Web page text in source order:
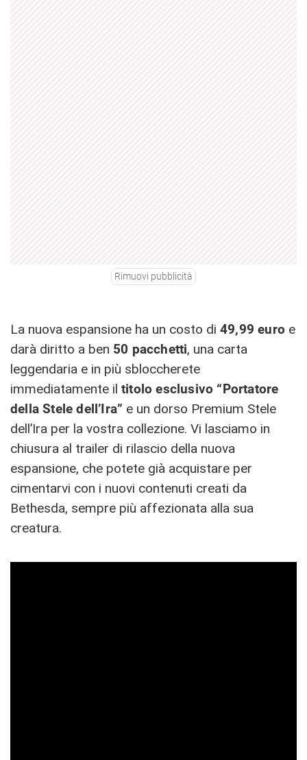
Rimuovi pubblicità
La nuova espansione ha un costo di 49,99 euro e
darà diritto a ben 50 pacchetti, una carta
leggendaria e in più sbloccherete
immediatamente il titolo esclusivo “Portatore
della Stele dell’Ira” e un dorso Premium Stele
dell’Ira per la vostra collezione. Vi lasciamo in
chiusura al trailer di rilascio della nuova
espansione, che potete già acquistare per
cimentarvi con i nuovi contenuti creati da
Bethesda, sempre più affezionata alla sua
creatura.